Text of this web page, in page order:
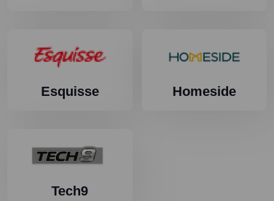
Esquisse Homeside
Tech9